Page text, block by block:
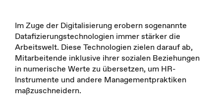
Im Zuge der Digitalisierung erobern sogenannte
Datafizierungstechnologien immer stärker die
Arbeitswelt. Diese Technologien zielen darauf ab,
Mitarbeitende inklusive ihrer sozialen Beziehungen
in numerische Werte zu übersetzen, um HR-
Instrumente und andere Managementpraktiken
maßzuschneidern.